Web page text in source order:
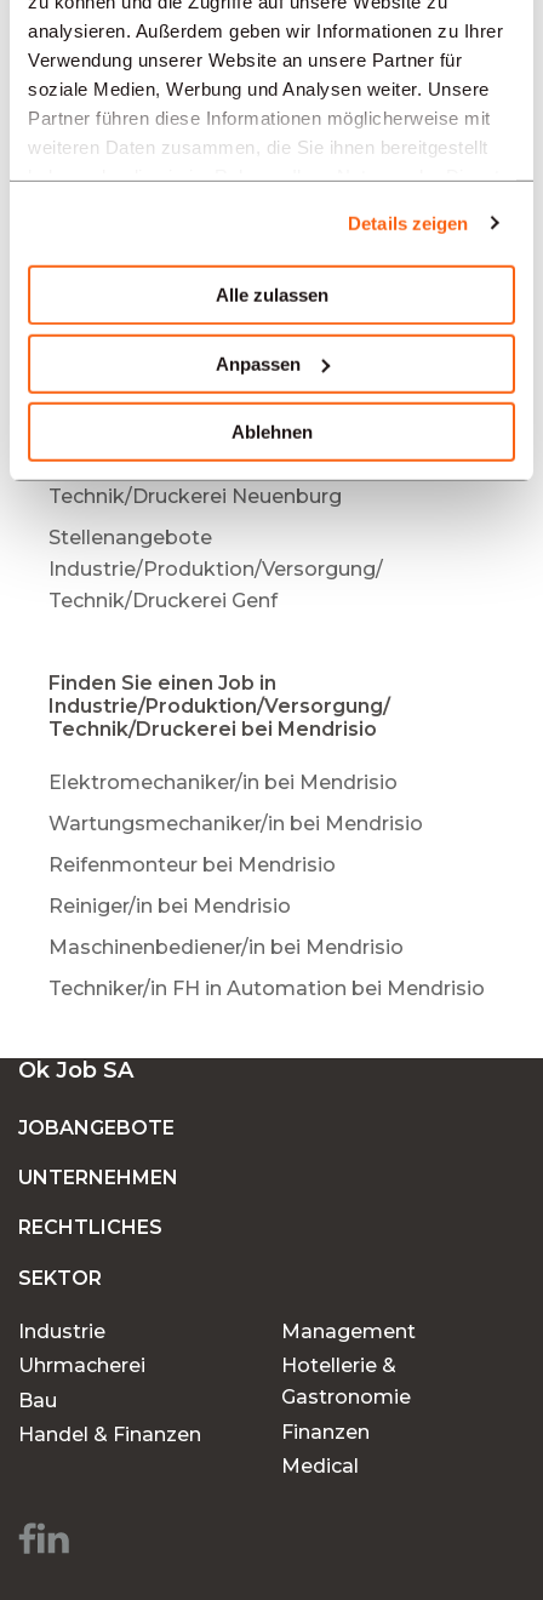
analysieren. Außerdem geben wir Informationen zu Ihrer
Verwendung unserer Website an unsere Partner für
soziale Medien, Werbung und Analysen weiter. Unsere
Partner führen diese Informationen möglicherweise mit
weiteren Daten zusammen, die Sie ihnen bereitgestellt
Details zeigen
Alle zulassen
Anpassen
Ablehnen
Stellenangebote
Industrie/Produktion/Versorgung/
Technik/Druckerei Biel
Stellenangebote
Industrie/Produktion/Versorgung/
Technik/Druckerei Bern
Stellenangebote
Industrie/Produktion/Versorgung/
Technik/Druckerei La Chaux-de-Fonds
Industrie/Produktion/Versorgung/
Technik/Druckerei Neuenburg
Stellenangebote
Industrie/Produktion/Versorgung/
Technik/Druckerei Genf
Finden Sie einen Job in
Industrie/Produktion/Versorgung/
Technik/Druckerei bei Mendrisio
Elektromechaniker/in bei Mendrisio
Wartungsmechaniker/in bei Mendrisio
Reifenmonteur bei Mendrisio
Reiniger/in bei Mendrisio
Maschinenbediener/in bei Mendrisio
Techniker/in FH in Automation bei Mendrisio
Ok Job SA
JOBANGEBOTE
UNTERNEHMEN
RECHTLICHES
SEKTOR
Industrie
Uhrmacherei
Bau
Handel & Finanzen
Management
Hotellerie &
Gastronomie
Finanzen
Medical